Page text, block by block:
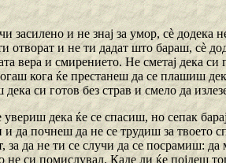
и не знај за умор, сѐ додека
отворат и не ти дадат што бараш, сѐ
вера и смирението. Не сметај дека
кога ќе престанеш да се плашиш
си готов без страв и смело да
дека ќе се спасиш, но сепак
и да почнеш да не се трудиш за твоето
за да не ти се случи да се посрамиш:
не си помислувал. Каде ли ќе појдеш